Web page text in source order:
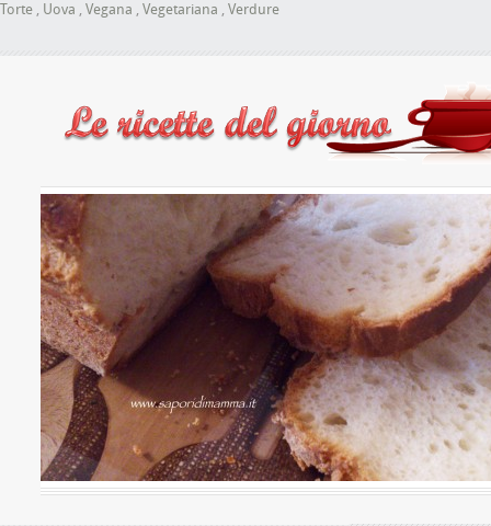
Torte , Uova , Vegana , Vegetariana , Verdure
Panbrioche al Miele senza
uova
Valutazione media: (0 / 5)
Oggi è domenica, quindi finita la fatica del lavoro settimanale
e delle faccende di casa, mi dedico alla mia grande passione.
Volevo preparare un panbrioche salutare per la ...
Gusta...